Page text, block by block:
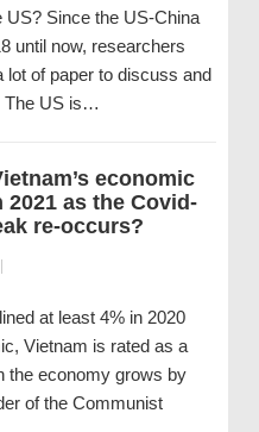
US? Since the US-China
until now, researchers
lot of paper to discuss and
The US is…
economic
2021 as the Covid-
re-occurs?
|
at least 4% in 2020
Vietnam is rated as a
the economy grows by
of the Communist